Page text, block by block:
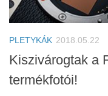
PLETYKÁK 2018.05.22
Kiszivárogtak a
termékfotói!